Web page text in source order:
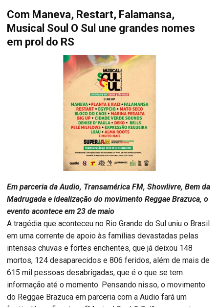
Com Maneva, Restart, Falamansa,
Musical Soul O Sul une grandes nomes
em prol do RS
Em parceria da Audio, Transamérica FM, Showlivre, Bem da
Madrugada e idealização do movimento Reggae Brazuca, o
evento acontece em 23 de maio
A tragédia que aconteceu no Rio Grande do Sul uniu o Brasil
em uma corrente de apoio às famílias devastadas pelas
intensas chuvas e fortes enchentes, que já deixou 148
mortos, 124 desaparecidos e 806 feridos, além de mais de
615 mil pessoas desabrigadas, que é o que se tem
informação até o momento. Pensando nisso, o movimento
do Reggae Brazuca em parceria com a Audio fará um